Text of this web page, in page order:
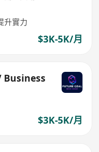
升實力
$3K-5K/月
$3K-5K/月